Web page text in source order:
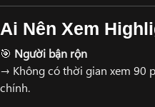
Ai Nên Xem
🎯 Người bận rộn
→ Không có thời gian xem 90
chính.